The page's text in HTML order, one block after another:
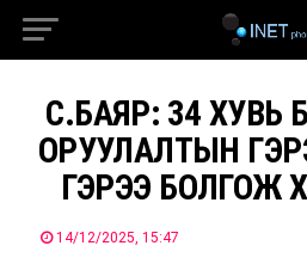
С.БАЯР: 34 ХУВЬ
ОРУУЛАЛТЫН
ГЭРЭЭ БОЛГОЖ
14/12/2025, 15:47